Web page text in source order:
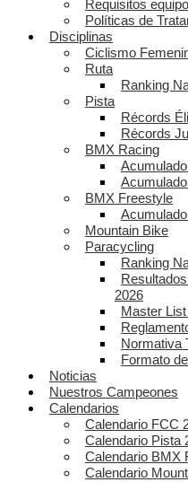
Requisitos
Políticas de
Disciplinas
Ciclismo
Ruta
Ranking
Pista
Récords
Récords
BMX Racing
BMX Freestyle
Mountain Bike
Paracycling
Ranking
2026
Master
Normativa
Formato
Noticias
Nuestros Campeones
Calendarios
Calendario FCC
Calendario Pista
Calendario BMX
Calendario